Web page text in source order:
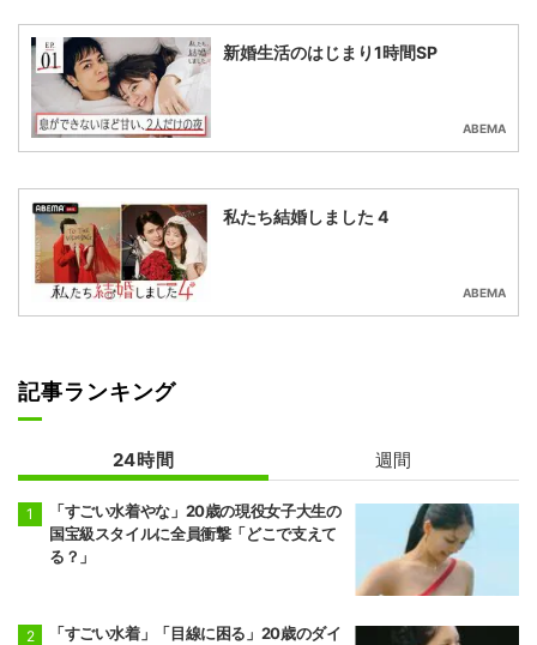
新婚生活のはじまり1時間SP
ABEMA
私たち結婚しました 4
ABEMA
記事ランキング
24時間 週間
「すごい水着やな」20歳の現役女子大生の
国宝級スタイルに全員衝撃「どこで支えて
る？」
「すごい水着」「目線に困る」20歳のダイ